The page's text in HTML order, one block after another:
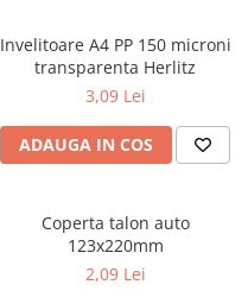
Invelitoare A4 PP 150 microni
transparenta Herlitz
3,09 Lei
ADAUGA IN COS
Coperta talon auto
123x220mm
2,09 Lei